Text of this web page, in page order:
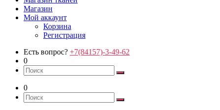
Магазин
Мой аккаунт
Корзина
Регистрация
Есть вопрос? +7(84157)-3-49-62
0
0